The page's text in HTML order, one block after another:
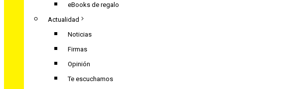
eBooks de regalo
Actualidad
Noticias
Firmas
Opinión
Te escuchamos